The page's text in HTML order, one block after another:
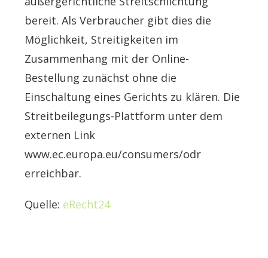
bereit. Als Verbraucher gibt dies die
Möglichkeit, Streitigkeiten im
Zusammenhang mit der Online-
Bestellung zunächst ohne die
Einschaltung eines Gerichts zu klären. Die
Streitbeilegungs-Plattform unter dem
externen Link
www.ec.europa.eu/consumers/odr
erreichbar.
Quelle: eRecht24